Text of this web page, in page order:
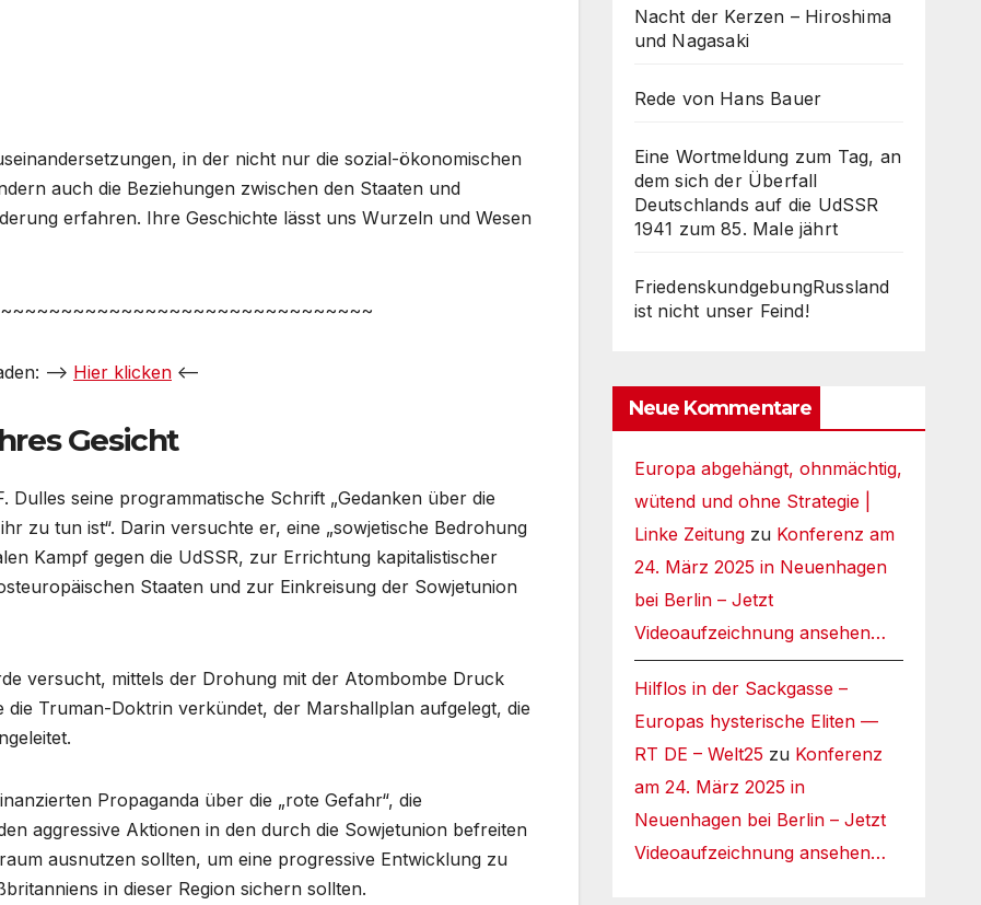
in der nicht nur die sozial-ökonomischen
auch die Beziehungen zwischen den Staaten und
erfahren. Ihre Geschichte lässt uns Wurzeln und Wesen
–> Hier klicken <–
Gesicht
seine programmatische Schrift „Gedanken über die
zu tun ist“. Darin versuchte er, eine „sowjetische Bedrohung
Kampf gegen die UdSSR, zur Errichtung kapitalistischer
Staaten und zur Einkreisung der Sowjetunion
versucht, mittels der Drohung mit der Atombombe Druck
Truman-Doktrin verkündet, der Marshallplan aufgelegt, die
Propaganda über die „rote Gefahr“, die
aggressive Aktionen in den durch die Sowjetunion befreiten
ausnutzen sollten, um eine progressive Entwicklung zu
in dieser Region sichern sollten.
Nacht der Kerzen – Hiroshima
und Nagasaki
Rede von Hans Bauer
Eine Wortmeldung zum Tag, an
dem sich der Überfall
Deutschlands auf die UdSSR
1941 zum 85. Male jährt
FriedenskundgebungRussland
ist nicht unser Feind!
Neue Kommentare
Europa abgehängt, ohnmächtig,
wütend und ohne Strategie |
Linke Zeitungzu Konferenz am
24. März 2025 in Neuenhagen
bei Berlin – Jetzt
Videoaufzeichnung ansehen…
Hilflos in der Sackgasse –
Europas hysterische Eliten —
RT DE – Welt25 zu Konferenz
am 24. März 2025 in
Neuenhagen bei Berlin – Jetzt
Videoaufzeichnung ansehen…